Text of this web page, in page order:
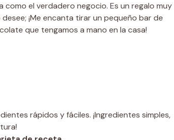
como el verdadero negocio. Es un regalo muy
¡Me encanta tirar un pequeño bar de
que tengamos a mano en la casa!
rápidos y fáciles. ¡Ingredientes simples,